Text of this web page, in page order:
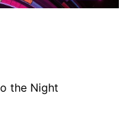
the Night